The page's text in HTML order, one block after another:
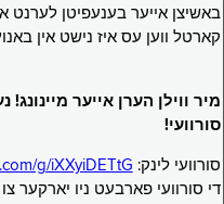
קארטל ווען עס איז נישט אין
סורוועי!
סורוועי לינק: g/iXXyiDETtG
די סורוועי פארבעט ניו יארקער